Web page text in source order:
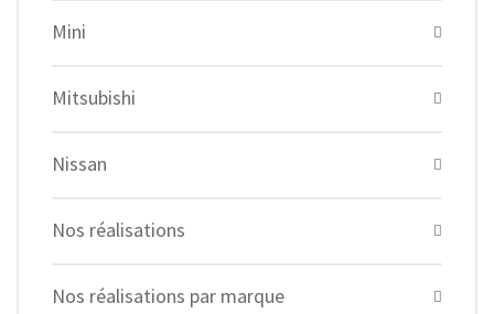
Mini
Mitsubishi
Nissan
Nos réalisations
Nos réalisations par marque